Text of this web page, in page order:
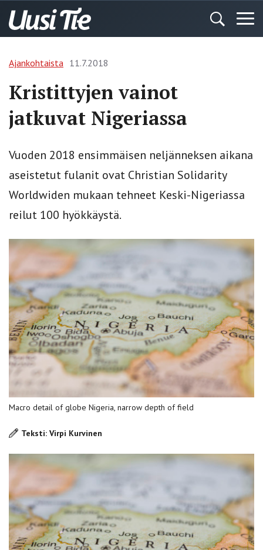
Ajankohtaista 11.7.2018
Kristittyjen vainot
jatkuvat Nigeriassa
Vuoden 2018 ensimmäisen neljänneksen aikana
aseistetut fulanit ovat Christian Solidarity
Worldwiden mukaan tehneet Keski-Nigeriassa
reilut 100 hyökkäystä.
Macro detail of globe Nigeria, narrow depth of field
Teksti: Virpi Kurvinen